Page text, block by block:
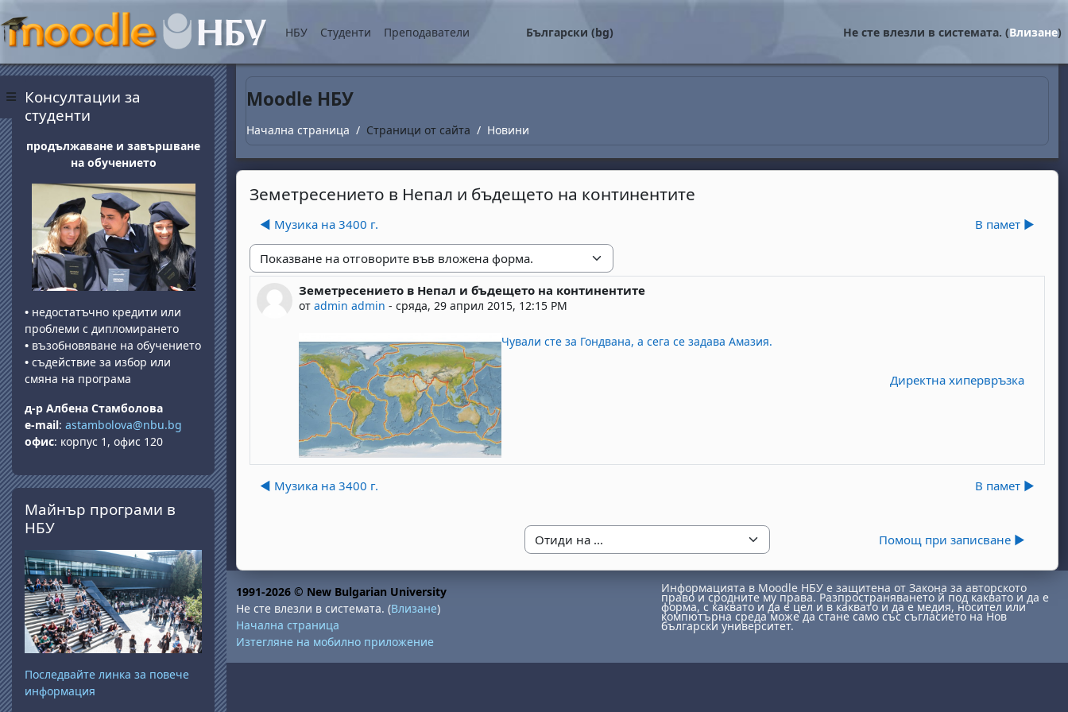
Прескочи на основното съдържание
Страничен панел
НБУ Студенти Преподаватели Български ‎(bg)‎ Не сте влезли в системата. (Влизане)
Moodle НБУ
Начална страница Страници от сайта Новини
Земетресението в Непал и бъдещето на континентите
◀︎ Музика на 3400 г. В памет ▶︎
Начин на показване
Земетресението в Непал и бъдещето на континентите
от admin admin - сряда, 29 април 2015, 12:15 PM
Number of replies: 0
Чували сте за Гондвана, а сега се задава Амазия.
Директна хипервръзка
◀︎ Музика на 3400 г. В памет ▶︎
Отиди на ... Помощ при записване ▶︎
Блокове
Консултации за
студенти
продължаване и завършване
на обучението
• недостатъчно кредити или
проблеми с дипломирането
• възобновяване на обучението
• съдействие за избор или
смяна на програма
д-р Албена Стамболова
e-mail: astambolova@nbu.bg
офис: корпус 1, офис 120
Прескочи Майнър програми в НБУ
Майнър програми в
НБУ
Последвайте линка за повече
информация
Информацията в Moodle НБУ е защитена от Закона за авторското
право и сродните му права. Разпространяването й под каквато и да е
форма, с каквато и да е цел и в каквато и да е медия, носител или
компютърна среда може да стане само със съгласието на Нов
български университет.
1991-2026 © New Bulgarian University
Не сте влезли в системата. (Влизане)
Начална страница
Изтегляне на мобилно приложение